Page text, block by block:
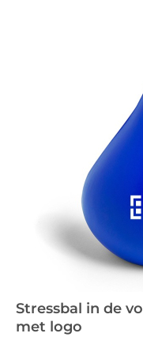
Stressbal in de
met logo